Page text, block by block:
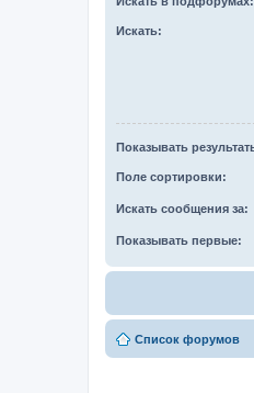
Искать:
Показывать
Поле сортировки:
Искать сообщения за:
Показывать первые:
Список форумов